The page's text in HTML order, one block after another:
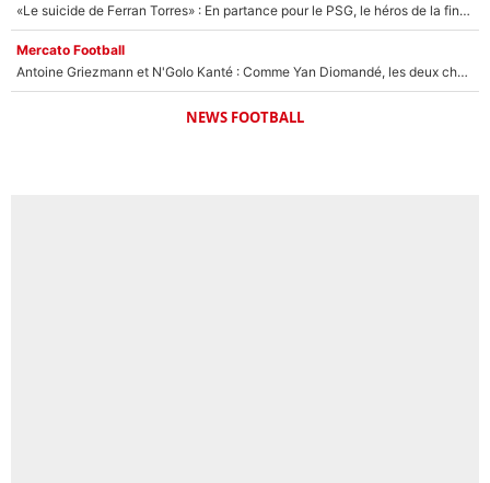
«Le suicide de Ferran Torres» : En partance pour le PSG, le héros de la finale de la Coupe du monde s'attire les foudres de la presse espagnole !
Mercato Football
Antoine Griezmann et N'Golo Kanté : Comme Yan Diomandé, les deux champions du monde ont refusé de signer au PSG !
NEWS FOOTBALL